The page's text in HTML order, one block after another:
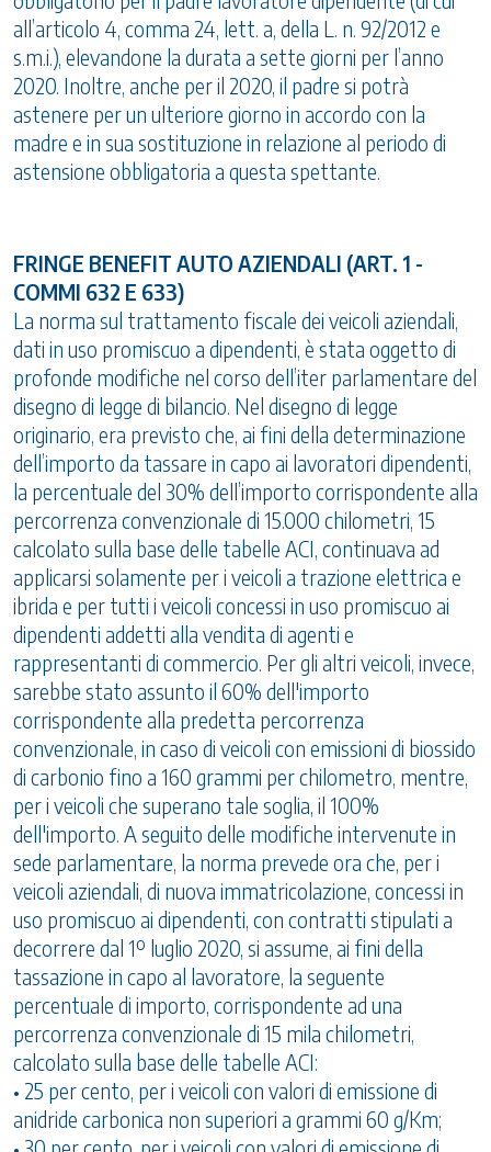
all’articolo 4, comma 24, lett. a, della L. n. 92/2012 e
s.m.i.), elevandone la durata a sette giorni per l’anno
2020. Inoltre, anche per il 2020, il padre si potrà
astenere per un ulteriore giorno in accordo con la
madre e in sua sostituzione in relazione al periodo di
astensione obbligatoria a questa spettante.
FRINGE BENEFIT AUTO AZIENDALI (ART. 1 -
COMMI 632 E 633)
La norma sul trattamento fiscale dei veicoli aziendali,
dati in uso promiscuo a dipendenti, è stata oggetto di
profonde modifiche nel corso dell’iter parlamentare del
disegno di legge di bilancio. Nel disegno di legge
originario, era previsto che, ai fini della determinazione
dell’importo da tassare in capo ai lavoratori dipendenti,
la percentuale del 30% dell’importo corrispondente alla
percorrenza convenzionale di 15.000 chilometri, 15
calcolato sulla base delle tabelle ACI, continuava ad
applicarsi solamente per i veicoli a trazione elettrica e
ibrida e per tutti i veicoli concessi in uso promiscuo ai
dipendenti addetti alla vendita di agenti e
rappresentanti di commercio. Per gli altri veicoli, invece,
sarebbe stato assunto il 60% dell'importo
corrispondente alla predetta percorrenza
convenzionale, in caso di veicoli con emissioni di biossido
di carbonio fino a 160 grammi per chilometro, mentre,
per i veicoli che superano tale soglia, il 100%
dell'importo. A seguito delle modifiche intervenute in
sede parlamentare, la norma prevede ora che, per i
veicoli aziendali, di nuova immatricolazione, concessi in
uso promiscuo ai dipendenti, con contratti stipulati a
decorrere dal 1º luglio 2020, si assume, ai fini della
tassazione in capo al lavoratore, la seguente
percentuale di importo, corrispondente ad una
percorrenza convenzionale di 15 mila chilometri,
calcolato sulla base delle tabelle ACI:
• 25 per cento, per i veicoli con valori di emissione di
anidride carbonica non superiori a grammi 60 g/Km;